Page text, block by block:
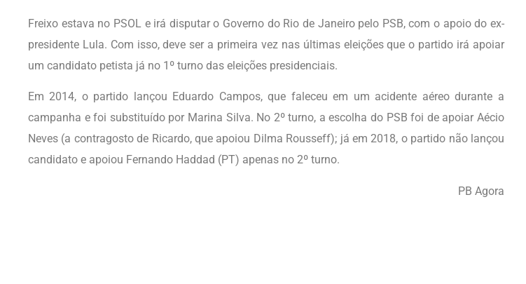
Freixo estava no PSOL e irá disputar o Governo do Rio de Janeiro pelo PSB, com o apoio do ex-
presidente Lula. Com isso, deve ser a primeira vez nas últimas eleições que o partido irá apoiar
um candidato petista já no 1º turno das eleições presidenciais.
Em 2014, o partido lançou Eduardo Campos, que faleceu em um acidente aéreo durante a
campanha e foi substituído por Marina Silva. No 2º turno, a escolha do PSB foi de apoiar Aécio
Neves (a contragosto de Ricardo, que apoiou Dilma Rousseff); já em 2018, o partido não lançou
candidato e apoiou Fernando Haddad (PT) apenas no 2º turno.
PB Agora